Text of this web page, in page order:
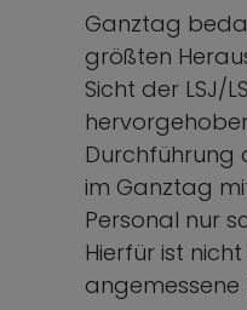
Ganztag
größten
Sicht der LSJ/
Durchführung
im Ganztag
Personal nur
Hierfür ist
angemessene